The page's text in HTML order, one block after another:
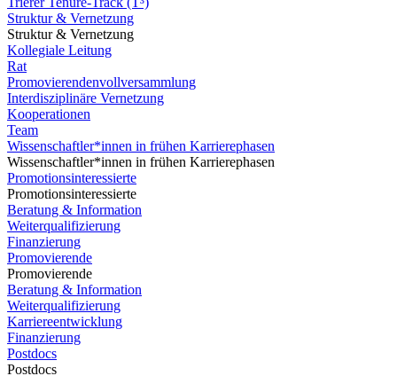
Struktur & Vernetzung
Struktur & Vernetzung
Kollegiale Leitung
Rat
Promovierendenvollversammlung
Interdisziplinäre Vernetzung
Kooperationen
Team
Wissenschaftler*innen in frühen Karrierephasen
Wissenschaftler*innen in frühen Karrierephasen
Promotionsinteressierte
Promotionsinteressierte
Beratung & Information
Weiterqualifizierung
Finanzierung
Promovierende
Promovierende
Beratung & Information
Weiterqualifizierung
Karriereentwicklung
Finanzierung
Postdocs
Postdocs